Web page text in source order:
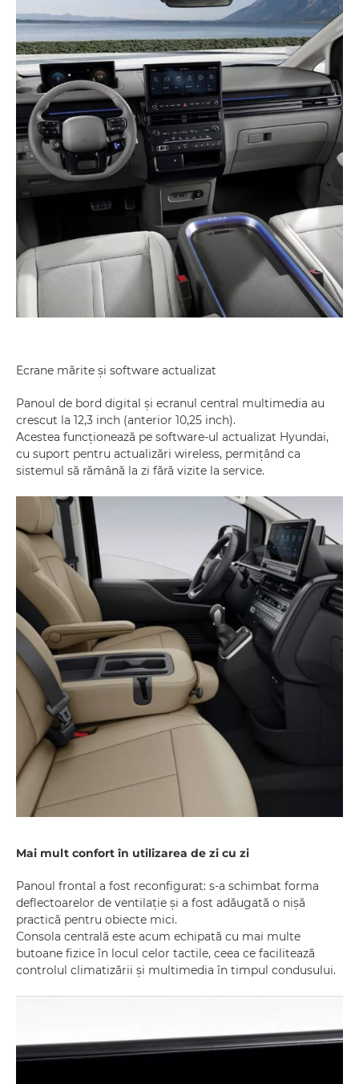
Ecrane mărite și software actualizat
Panoul de bord digital și ecranul central multimedia au
crescut la 12,3 inch (anterior 10,25 inch).
Acestea funcționează pe software-ul actualizat Hyundai,
cu suport pentru actualizări wireless, permițând ca
sistemul să rămână la zi fără vizite la service.
Mai mult confort în utilizarea de zi cu zi
Panoul frontal a fost reconfigurat: s-a schimbat forma
deflectoarelor de ventilație și a fost adăugată o nișă
practică pentru obiecte mici.
Consola centrală este acum echipată cu mai multe
butoane fizice în locul celor tactile, ceea ce facilitează
controlul climatizării și multimedia în timpul condusului.